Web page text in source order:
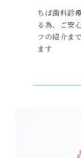
ちば歯科診
る為、ご安
フの紹介ま
ます